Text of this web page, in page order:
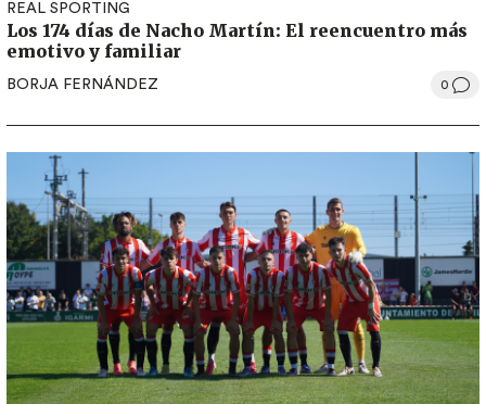
REAL SPORTING
Los 174 días de Nacho Martín: El reencuentro más
emotivo y familiar
BORJA FERNÁNDEZ 0